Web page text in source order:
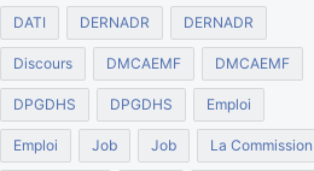
DATI DERNADR DERNADR
Discours DMCAEMF DMCAEMF
DPGDHS DPGDHS Emploi
Emploi Job Job La Commission